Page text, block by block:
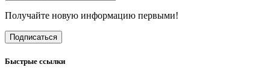
Получайте новую информацию первыми!
Подписаться
Быстрые ссылки